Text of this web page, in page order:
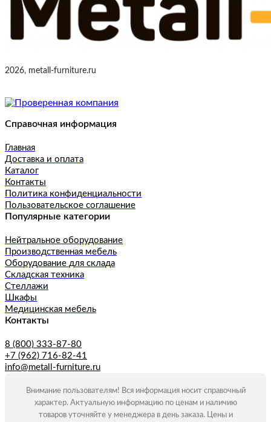
2026, metall-furniture.ru
Справочная информация
Главная
Доставка и оплата
Каталог
Контакты
Политика конфиденциальности
Пользовательское соглашение
Популярные категории
Нейтральное оборудование
Производственная мебель
Оборудование для склада
Складская техника
Стеллажи
Шкафы
Медицинская мебель
Контакты
8 (800) 333-87-80
+7 (962) 716-82-41
info@metall-furniture.ru
Внимание пользователям! Вся информация носит справочный
характер. Актуальную информацию по ценам и наличию
товаров уточняйте у менеджера в день заказа. Цены и